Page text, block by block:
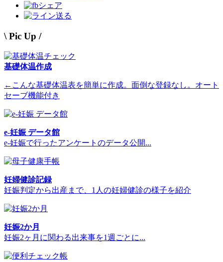
シェア
送る
\ Pic Up /
基礎体温作成
←こんな基礎体温表を簡単に作成。面倒な登録なし。オート
セーブ機能付き
e-妊娠 データ館
e-妊娠で行ったアンケートのデータ公開...
妊婦健診記録
妊娠判定から出産まで、1人の妊婦健診の様子を紹介
妊娠2か月
妊娠2ヶ月に関わる出来事を1週ごとに...